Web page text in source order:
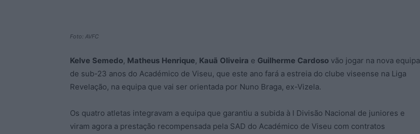
Foto: AVFC
Kelve Semedo, Matheus Henrique, Kauã Oliveira e Guilherme Cardoso vão jogar na nova equipa
de sub-23 anos do Académico de Viseu, que este ano fará a estreia do clube viseense na Liga
Revelação, na equipa que vai ser orientada por Nuno Braga, ex-Vizela.
Os quatro atletas integravam a equipa que garantiu a subida à I Divisão Nacional de juniores e
viram agora a prestação recompensada pela SAD do Académico de Viseu com contratos